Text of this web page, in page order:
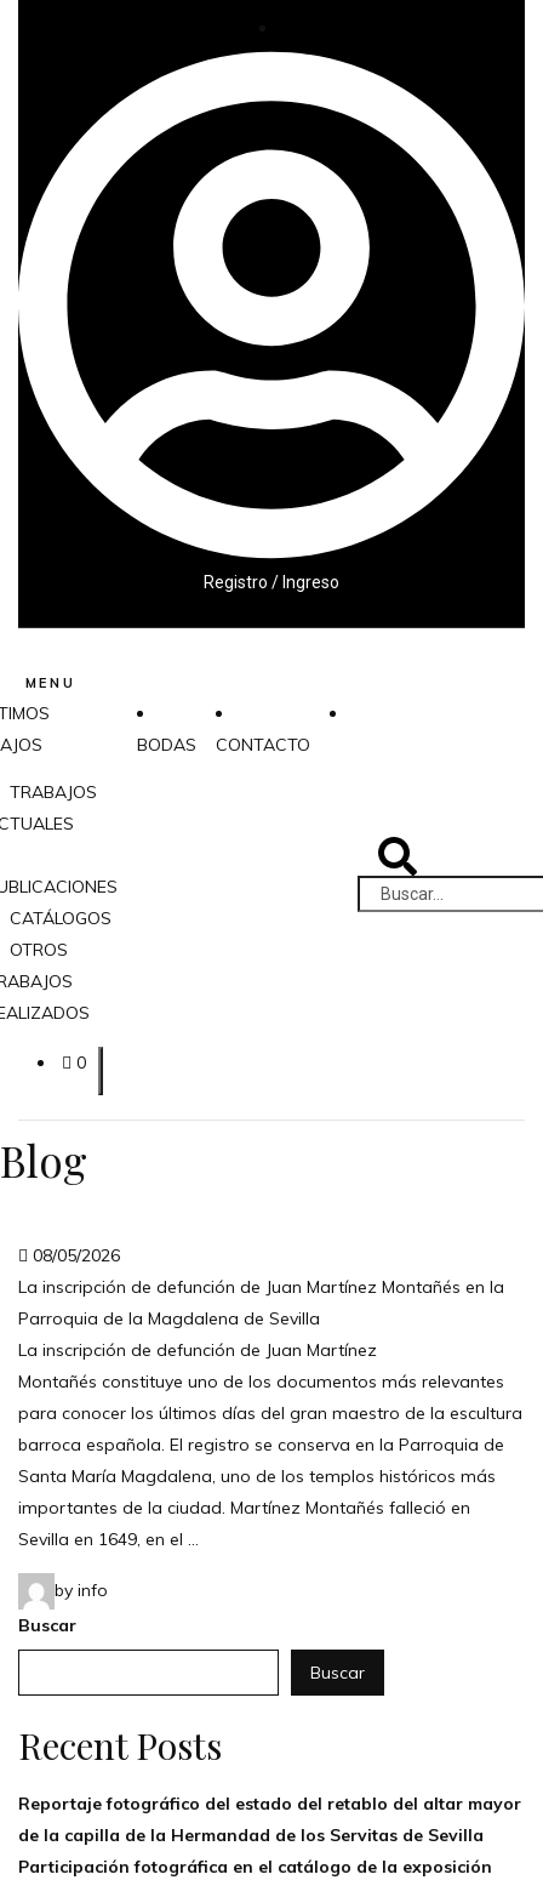
Registro / Ingreso
MENU
TRABAJOS
CATÁLOGOS
OTROS
BODAS CONTACTO
0
Blog
08/05/2026
La inscripción de defunción de Juan Martínez Montañés en la
Parroquia de la Magdalena de Sevilla
La inscripción de defunción de Juan Martínez
Montañés constituye uno de los documentos más relevantes
para conocer los últimos días del gran maestro de la escultura
barroca española. El registro se conserva en la Parroquia de
Santa María Magdalena, uno de los templos históricos más
importantes de la ciudad. Martínez Montañés falleció en
Sevilla en 1649, en el …
by info
Buscar
Buscar
Recent Posts
Reportaje fotográfico del estado del retablo del altar mayor
de la capilla de la Hermandad de los Servitas de Sevilla
Participación fotográfica en el catálogo de la exposición